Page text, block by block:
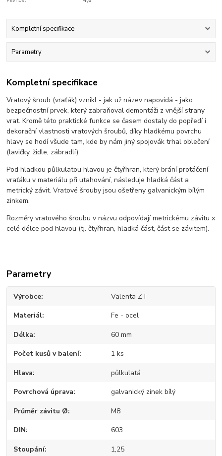
Kompletní specifikace
Parametry
Kompletní specifikace
Vratový šroub (vraťák) vznikl - jak už název napovídá - jako
bezpečnostní prvek, který zabraňoval demontáži z vnější strany
vrat. Kromě této praktické funkce se časem dostaly do popředí i
dekorační vlastnosti vratových šroubů, díky hladkému povrchu
hlavy se hodí všude tam, kde by nám jiný spojovák trhal oblečení
(lavičky, židle, zábradlí).
Pod hladkou půlkulatou hlavou je čtyřhran, který brání protáčení
vraťáku v materiálu při utahování, následuje hladká část a
metrický závit. Vratové šrouby jsou ošetřeny galvanickým bílým
zinkem.
Rozměry vratového šroubu v názvu odpovídají metrickému závitu x
celé délce pod hlavou (tj. čtyřhran, hladká část, část se závitem).
Parametry
Výrobce Valenta ZT
Materiál Fe - ocel
Délka 60 mm
Počet kusů v balení 1 ks
Hlava půlkulatá
Povrchová úprava galvanický zinek bílý
Průměr závitu Ø M8
DIN 603
Stoupání 1,25